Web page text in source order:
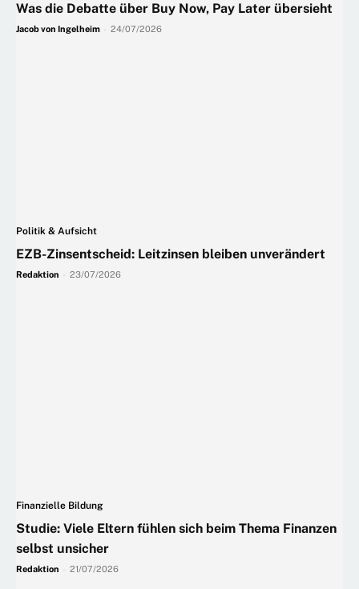
Was die Debatte über Buy Now, Pay Later übersieht
Jacob von Ingelheim 24/07/2026
Politik & Aufsicht
EZB-Zinsentscheid: Leitzinsen bleiben unverändert
Redaktion 23/07/2026
Finanzielle Bildung
Studie: Viele Eltern fühlen sich beim Thema Finanzen
selbst unsicher
Redaktion 21/07/2026